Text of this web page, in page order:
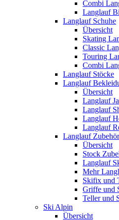
Combi
Langlauf
Langlauf Schuhe
Übersicht
Skating
Classic
Touring
Combi
Langlauf Stöcke
Langlauf
Übersicht
Langlauf
Langlauf
Langlauf
Langlauf
Langlauf Zubehör
Übersicht
Stock
Langlauf
Mehr
Skifix und
Griffe und
Teller und
Ski Alpin
Übersicht